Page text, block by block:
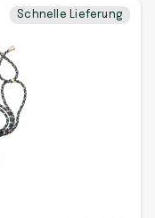
Schnelle Lieferung